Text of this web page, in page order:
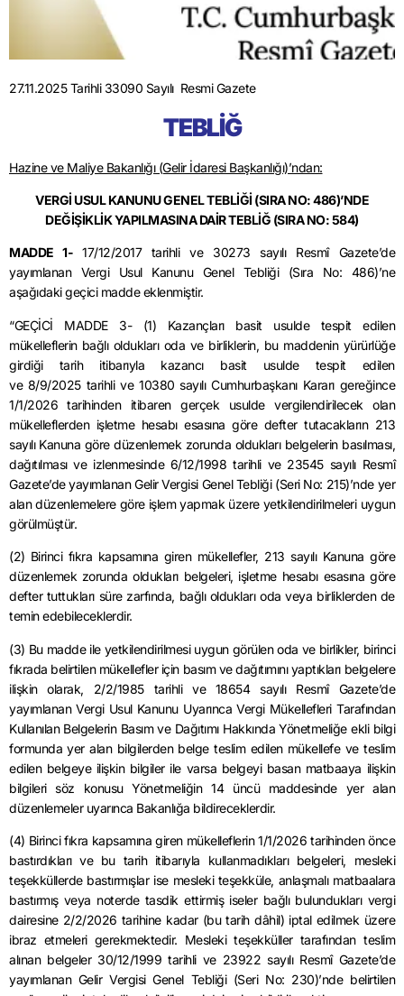
27.11.2025 Tarihli 33090 Sayılı Resmi Gazete
TEBLİĞ
Hazine ve Maliye Bakanlığı (Gelir İdaresi Başkanlığı)’ndan:
VERGİ USUL KANUNU GENEL TEBLİĞİ (SIRA NO: 486)’NDE
DEĞİŞİKLİK YAPILMASINA DAİR TEBLİĞ (SIRA NO: 584)
MADDE 1-17/12/2017tarihli ve 30273 sayılı Resmî Gazete’de
yayımlanan Vergi Usul Kanunu Genel Tebliği (Sıra No: 486)’ne
aşağıdaki geçici madde eklenmiştir.
“GEÇİCİ MADDE 3- (1) Kazançları basit usulde tespit edilen
mükelleflerin bağlı oldukları oda ve birliklerin, bu maddenin yürürlüğe
girdiği tarih itibarıyla kazancı basit usulde tespit edilen
ve 8/9/2025tarihli ve 10380 sayılı Cumhurbaşkanı Kararı gereğince
1/1/2026 tarihinden itibaren gerçek usulde vergilendirilecek olan
mükelleflerden işletme hesabı esasına göre defter tutacakların 213
sayılı Kanuna göre düzenlemek zorunda oldukları belgelerin basılması,
dağıtılması ve izlenmesinde 6/12/1998 tarihli ve 23545 sayılı Resmî
Gazete’de yayımlanan Gelir Vergisi Genel Tebliği (Seri No: 215)’ndeyer
alan düzenlemelere göre işlem yapmak üzere yetkilendirilmeleri uygun
görülmüştür.
(2) Birinci fıkra kapsamına giren mükellefler, 213 sayılı Kanuna göre
düzenlemek zorunda oldukları belgeleri, işletme hesabı esasına göre
defter tuttukları süre zarfında, bağlı oldukları oda veya birliklerden de
temin edebileceklerdir.
(3) Bu madde ile yetkilendirilmesi uygun görülen oda ve birlikler, birinci
fıkrada belirtilen mükellefler için basım ve dağıtımını yaptıkları belgelere
ilişkin olarak, 2/2/1985tarihli ve 18654 sayılı Resmî Gazete’de
yayımlanan Vergi Usul Kanunu Uyarınca Vergi Mükellefleri Tarafından
Kullanılan Belgelerin Basım ve Dağıtımı Hakkında Yönetmeliğe ekli bilgi
formunda yer alan bilgilerden belge teslim edilen mükellefe ve teslim
edilen belgeye ilişkin bilgiler ile varsa belgeyi basan matbaaya ilişkin
bilgileri söz konusu Yönetmeliğin 14 üncü maddesinde yer alan
düzenlemeler uyarınca Bakanlığa bildireceklerdir.
(4) Birinci fıkra kapsamına giren mükelleflerin1/1/2026 tarihinden önce
bastırdıkları ve bu tarih itibarıyla kullanmadıkları belgeleri, mesleki
teşekküllerde bastırmışlar ise mesleki teşekküle, anlaşmalı matbaalara
bastırmış veya noterde tasdik ettirmiş iseler bağlı bulundukları vergi
dairesine 2/2/2026 tarihine kadar (bu tarih dâhil) iptal edilmek üzere
ibraz etmeleri gerekmektedir. Mesleki teşekküller tarafından teslim
alınan belgeler 30/12/1999 tarihli ve 23922 sayılı Resmî Gazete’de
yayımlanan Gelir Vergisi Genel Tebliği (Seri No: 230)’ndebelirtilen